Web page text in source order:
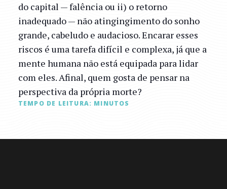
do capital — falência ou ii) o retorno
inadequado — não atingingimento do sonho
grande, cabeludo e audacioso. Encarar esses
riscos é uma tarefa difícil e complexa, já que a
mente humana não está equipada para lidar
com eles. Afinal, quem gosta de pensar na
perspectiva da própria morte?
TEMPO DE LEITURA: MINUTOS